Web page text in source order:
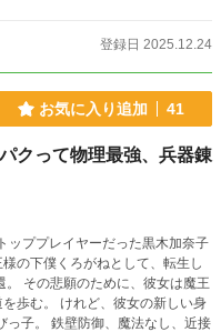
登録日 2025.12.24
お気に入り追加 41
クって物理最強、兵器錬
ッププレイヤーだった黒木加奈子
の下僕くろがねとして、転生し
女の新しい身
っ子。 鉄壁防御、魔法なし、近接